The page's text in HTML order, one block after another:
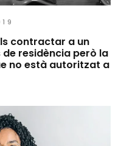
contractar a un
residència però la
no està autoritzat a